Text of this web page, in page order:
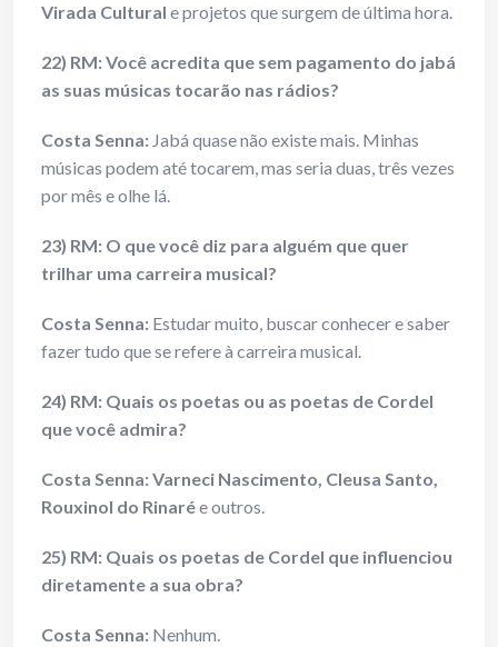
Virada Cultural e projetos que surgem de última hora.
22) RM: Você acredita que sem pagamento do jabá
as suas músicas tocarão nas rádios?
Costa Senna: Jabá quase não existe mais. Minhas
músicas podem até tocarem, mas seria duas, três vezes
por mês e olhe lá.
23) RM: O que você diz para alguém que quer
trilhar uma carreira musical?
Costa Senna: Estudar muito, buscar conhecer e saber
fazer tudo que se refere à carreira musical.
24) RM: Quais os poetas ou as poetas de Cordel
que você admira?
Costa Senna:Varneci Nascimento, Cleusa Santo,
Rouxinol do Rinarée outros.
25) RM: Quais os poetas de Cordel que influenciou
diretamente a sua obra?
Costa Senna: Nenhum.